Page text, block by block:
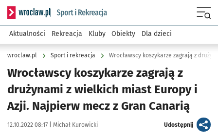
Serwis informacyjny wroclaw.pl podserwis: Sport i rekreacja
Aktualności Rekreacja Kluby Obiekty Dla dzieci
wroclaw.pl Sport i rekreacja
Wrocławscy koszykarze zagrają z
drużynami z wielkich miast Europy i
Azji. Najpierw mecz z Gran Canarią
Data publikacji:
12.10.2022 08:17 | Autor:
Michał Kurowicki Udostępnijartykuł